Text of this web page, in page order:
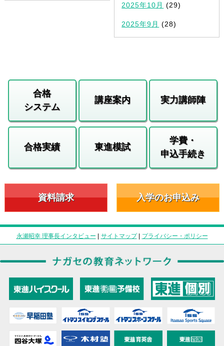
2025年10月 (29)
2025年9月 (28)
合格
システム
講座案内 実力講師陣
合格実績 東進模試
学費・
申込手続き
資料請求 入学のお申込み
永瀬昭幸 理事長インタビュー | サイトマップ| プライバシー・ポリシー